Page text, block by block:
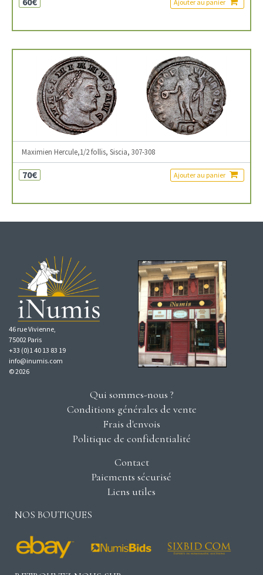
Ajouter au panier
Maximien Hercule,1/2 follis, Siscia, 307-308
70€ Ajouter au panier
46 rue Vivienne,
75002 Paris
+33 (0)1 40 13 83 19
info@inumis.com
© 2026
Qui sommes-nous ?
Conditions générales de vente
Frais d'envois
Politique de confidentialité
Contact
Paiements sécurisé
Liens utiles
NOS BOUTIQUES